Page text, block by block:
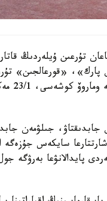
تۇرعىن ۇيلەردىڭ
«قورعالجىن»
جىلۋمەن
سايكەس
پايدالانۋعا